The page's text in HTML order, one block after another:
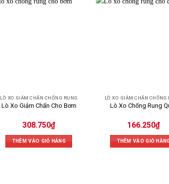
LÒ XO GIẢM CHẤN CHỐNG RUNG
Lò Xo Giảm Chấn Cho Bơm
308.750₫
THÊM VÀO GIỎ HÀNG
LÒ XO GIẢM CHẤN CHỐNG
Lò Xo Chống Rung
166.250₫
THÊM VÀO GIỎ